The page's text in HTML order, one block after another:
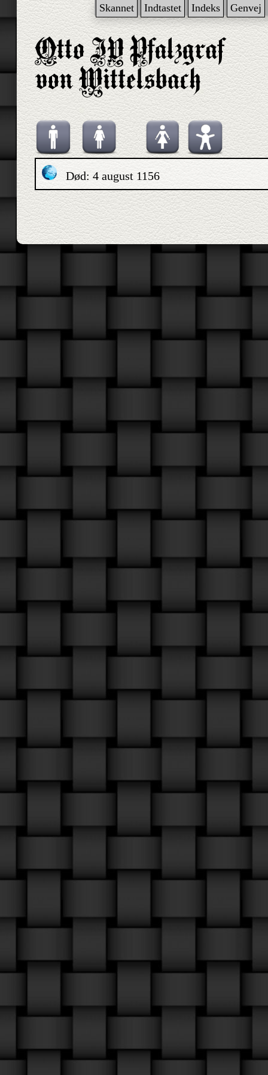
Skannet Indtastet Indeks Genvej
Død: 4 august 1156